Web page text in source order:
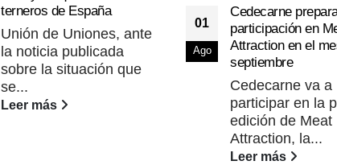
terneros de España
Unión de Uniones, ante
la noticia publicada
sobre la situación que
se...
Leer más
01
Ago
Cedecarne
participación en
Attraction en el
septiembre
Cedecarne va a
participar en la
edición de Meat
Attraction, la...
Leer más